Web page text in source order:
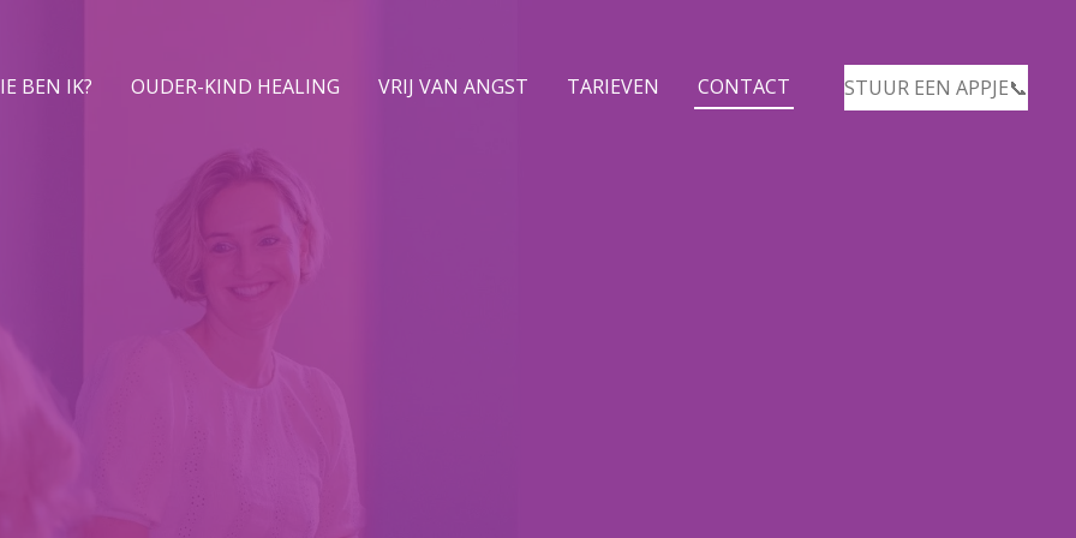
BEN IK? OUDER-KIND HEALING VRIJ VAN ANGST TARIEVEN CONTACT STUUR EEN APPJE📞